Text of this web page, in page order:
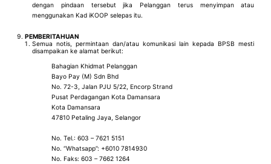
dengan pindaan tersebut jika Pelanggan terus menyimpan atau
menggunakan Kad iKOOP selepas itu.
PEMBERITAHUAN
Semua notis, permintaan dan/atau komunikasi lain kepada BPSB mesti
disampaikan ke alamat berikut:
Bahagian Khidmat Pelanggan
Bayo Pay (M) Sdn Bhd
No. 72-3, Jalan PJU 5/22, Encorp Strand
Pusat Perdagangan Kota Damansara
Kota Damansara
47810 Petaling Jaya, Selangor
No. Tel.: 603 – 7621 5151
No. “Whatsapp”: +6010 7814930
No. Faks: 603 – 7662 1264